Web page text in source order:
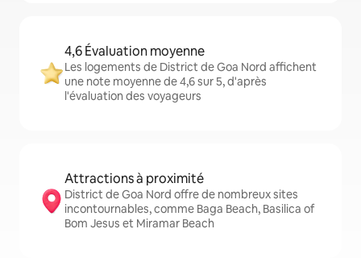
4,6 Évaluation moyenne
Les logements de District de Goa Nord affichent
une note moyenne de 4,6 sur 5, d'après
l'évaluation des voyageurs
Attractions à proximité
District de Goa Nord offre de nombreux sites
incontournables, comme Baga Beach, Basilica of
Bom Jesus et Miramar Beach